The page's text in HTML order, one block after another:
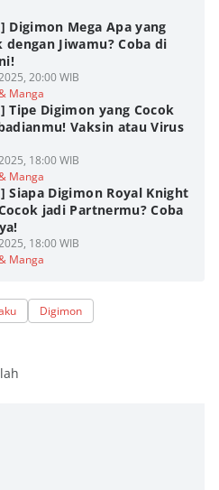
Digimon Mega Apa yang
dengan Jiwamu? Coba di
20:00 WIB
Manga
Tipe Digimon yang Cocok
Vaksin atau Virus
18:00 WIB
Manga
Siapa Digimon Royal Knight
jadi Partnermu? Coba
18:00 WIB
Manga
Digimon